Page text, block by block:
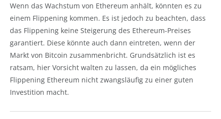
Wenn das Wachstum von Ethereum anhält, könnten es zu
einem Flippening kommen. Es ist jedoch zu beachten, dass
das Flippening keine Steigerung des Ethereum-Preises
garantiert. Diese könnte auch dann eintreten, wenn der
Markt von Bitcoin zusammenbricht. Grundsätzlich ist es
ratsam, hier Vorsicht walten zu lassen, da ein mögliches
Flippening Ethereum nicht zwangsläufig zu einer guten
Investition macht.